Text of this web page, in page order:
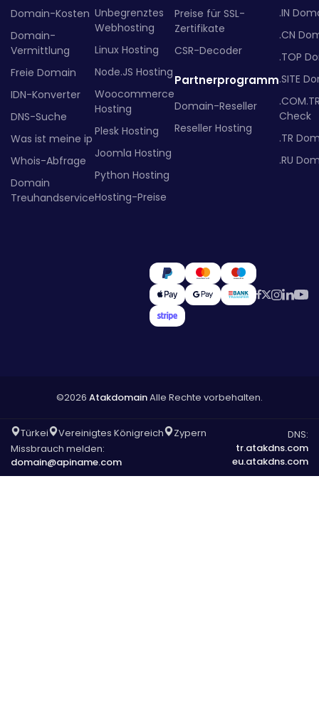
Domain-Kosten
Domain-
Vermittlung
Freie Domain
IDN-Konverter
DNS-Suche
Was ist meine ip
Whois-Abfrage
Domain
Treuhandservice
Unbegrenztes
Webhosting
Linux Hosting
Node.JS Hosting
Woocommerce
Hosting
Plesk Hosting
Joomla Hosting
Python Hosting
Hosting-Preise
Preise für SSL-
Zertifikate
CSR-Decoder
Partnerprogramm
Domain-Reseller
Reseller Hosting
.IN
.CN
.TOP
.SITE
Check
.TR
.RU
©2026 AtakdomainAlle Rechte vorbehalten.
Türkei Vereinigtes Königreich
Zypern
Missbrauch melden:
domain@apiname.com
DNS:
tr.atakdns.com
eu.atakdns.com